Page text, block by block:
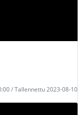
/ Tallennettu 2023-08-10